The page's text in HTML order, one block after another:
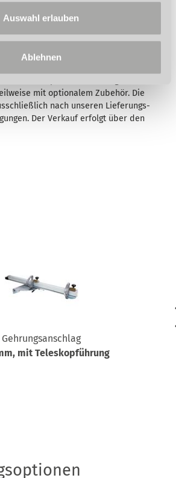
Auswahl erlauben
Ablehnen
eine Garantie
Ihre gesetzlichen
Inhalt und den Garantiegeber
den
Garantiebedingungen
mit optionalem Zubehör. Die
nach unseren Lieferungs-
Der Verkauf erfolgt über den
Gehrungsanschlag
mit Teleskopführung